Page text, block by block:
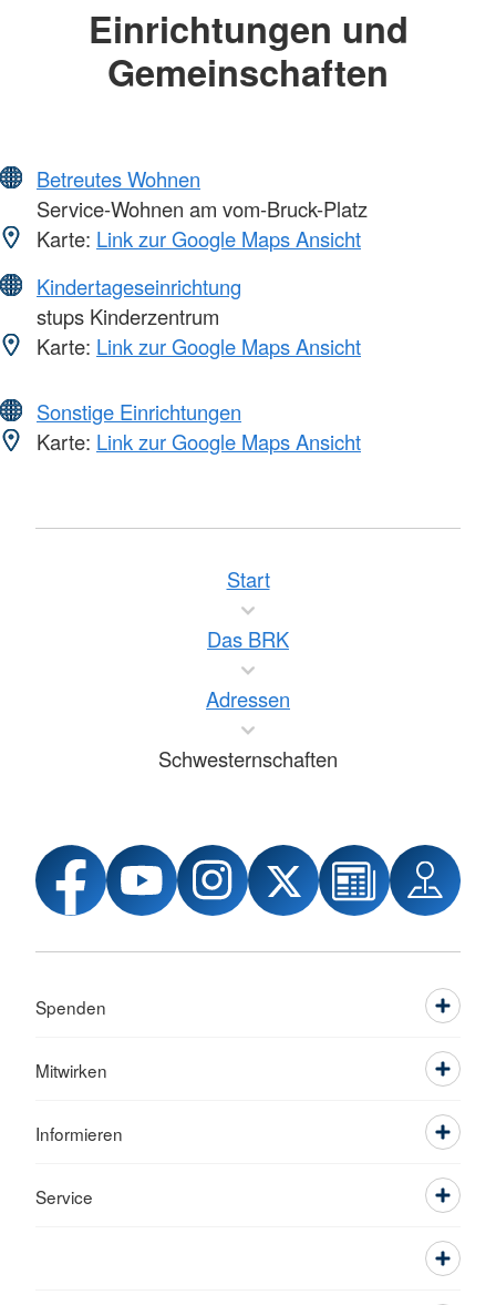
Einrichtungen und
Gemeinschaften
Betreutes Wohnen
Service-Wohnen am vom-Bruck-Platz
Karte: Link zur Google Maps Ansicht
Kindertageseinrichtung
stups Kinderzentrum
Karte: Link zur Google Maps Ansicht
Sonstige Einrichtungen
Karte: Link zur Google Maps Ansicht
Start
Das BRK
Adressen
Schwesternschaften
Spenden
Mitwirken
Informieren
Service